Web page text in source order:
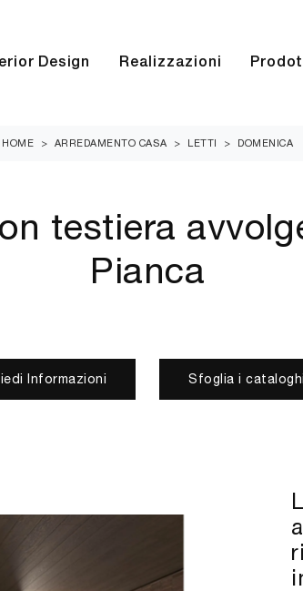
Design Realizzazioni
HOME > ARREDAMENTO CASA > LETTI > DOMENICA
testiera
Pianca
Informazioni Sfoglia i cataloghi